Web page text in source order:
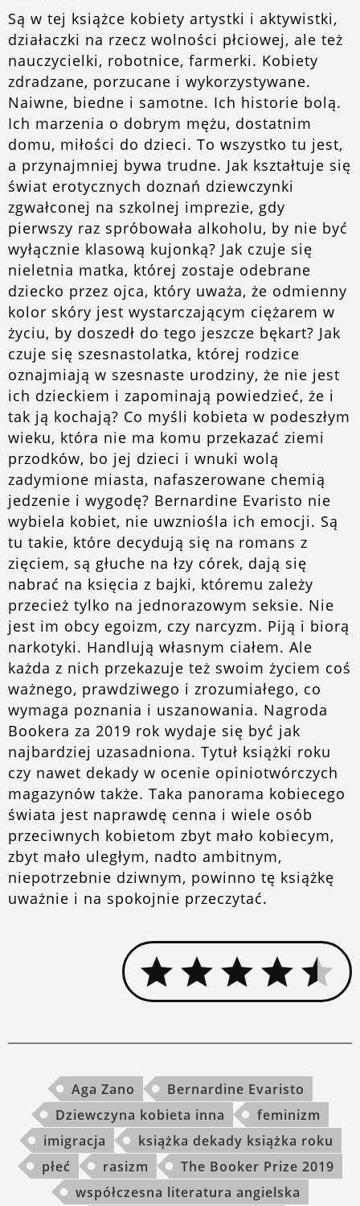
Są w tej książce kobiety artystki i aktywistki,
działaczki na rzecz wolności płciowej, ale też
nauczycielki, robotnice, farmerki. Kobiety
zdradzane, porzucane i wykorzystywane.
Naiwne, biedne i samotne. Ich historie bolą.
Ich marzenia o dobrym mężu, dostatnim
domu, miłości do dzieci. To wszystko tu jest,
a przynajmniej bywa trudne. Jak kształtuje się
świat erotycznych doznań dziewczynki
zgwałconej na szkolnej imprezie, gdy
pierwszy raz spróbowała alkoholu, by nie być
wyłącznie klasową kujonką? Jak czuje się
nieletnia matka, której zostaje odebrane
dziecko przez ojca, który uważa, że odmienny
kolor skóry jest wystarczającym ciężarem w
życiu, by doszedł do tego jeszcze bękart? Jak
czuje się szesnastolatka, której rodzice
oznajmiają w szesnaste urodziny, że nie jest
ich dzieckiem i zapominają powiedzieć, że i
tak ją kochają? Co myśli kobieta w podeszłym
wieku, która nie ma komu przekazać ziemi
przodków, bo jej dzieci i wnuki wolą
zadymione miasta, nafaszerowane chemią
jedzenie i wygodę? Bernardine Evaristo nie
wybiela kobiet, nie uwzniośla ich emocji. Są
tu takie, które decydują się na romans z
zięciem, są głuche na łzy córek, dają się
nabrać na księcia z bajki, któremu zależy
przecież tylko na jednorazowym seksie. Nie
jest im obcy egoizm, czy narcyzm. Piją i biorą
narkotyki. Handlują własnym ciałem. Ale
każda z nich przekazuje też swoim życiem coś
ważnego, prawdziwego i zrozumiałego, co
wymaga poznania i uszanowania. Nagroda
Bookera za 2019 rok wydaje się być jak
najbardziej uzasadniona. Tytuł książki roku
czy nawet dekady w ocenie opiniotwórczych
magazynów także. Taka panorama kobiecego
świata jest naprawdę cenna i wiele osób
przeciwnych kobietom zbyt mało kobiecym,
zbyt mało uległym, nadto ambitnym,
niepotrzebnie dziwnym, powinno tę książkę
uważnie i na spokojnie przeczytać.
Aga Zano
Bernardine Evaristo
Dziewczyna kobieta inna
feminizm
imigracja
książka dekady książka roku
płeć
rasizm
The Booker Prize 2019
współczesna literatura angielska